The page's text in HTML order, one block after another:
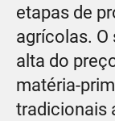
etapas de
agrícolas. O
alta do
matéria-
tradicionais